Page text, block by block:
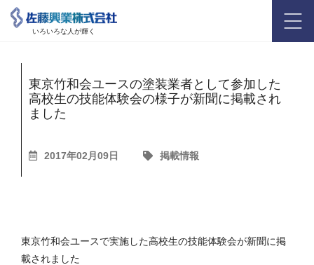
いろいろな人が輝く
東京竹和会ユースの塗装業者として参加した
高校生の技能体験会の様子が新聞に掲載され
ました
2017年02月09日 掲載情報
東京竹和会ユースで実施した高校生の技能体験会が新聞に掲
載されました